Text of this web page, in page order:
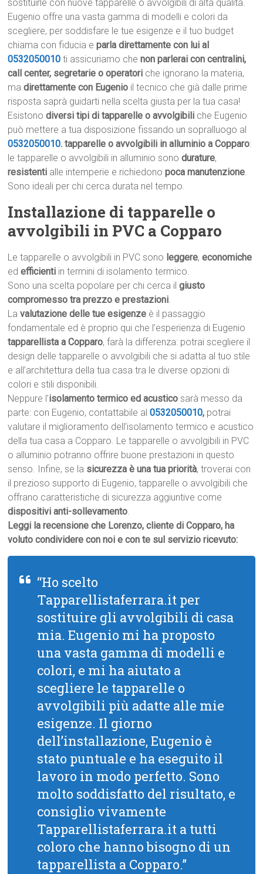
sostituirle con nuove tapparelle o avvolgibili di alta qualità.
Eugenio offre una vasta gamma di modelli e colori da
scegliere, per soddisfare le tue esigenze e il tuo budget
chiama con fiducia eparla direttamente con lui al
0532050010 ti assicuriamo chenon parlerai con centralini,
call center, segretarie o operatori che ignorano la materia,
madirettamente con Eugenio il tecnico che già dalle prime
risposta saprà guidarti nella scelta giusta per la tua casa!
Esistonodiversi tipi di tapparelle o avvolgibili che Eugenio
può mettere a tua disposizione fissando un sopralluogo al
0532050010. tapparelle o avvolgibili in alluminio a Copparo:
le tapparelle o avvolgibili in alluminio sonodurature,
resistenti alle intemperie e richiedonopoca manutenzione.
Sono ideali per chi cerca durata nel tempo.
Installazione di tapparelle o
avvolgibili in PVC a Copparo
Le tapparelle o avvolgibili in PVC sono leggere,economiche
edefficienti in termini di isolamento termico.
Sono una scelta popolare per chi cerca ilgiusto
compromesso tra prezzo e prestazioni.
Lavalutazione delle tue esigenze è il passaggio
fondamentale ed è proprio qui che l’esperienza di Eugenio
tapparellista a Copparo, farà la differenza: potrai scegliere il
design delle tapparelle o avvolgibili che si adatta al tuo stile
e all’architettura della tua casa tra le diverse opzioni di
colori e stili disponibili.
Neppure l’isolamento termico ed acustico sarà messo da
parte: con Eugenio, contattabile al0532050010, potrai
valutare il miglioramento dell’isolamento termico e acustico
della tua casa a Copparo. Le tapparelle o avvolgibili in PVC
o alluminio potranno offrire buone prestazioni in questo
senso. Infine, se la sicurezza è una tua priorità, troverai con
il prezioso supporto di Eugenio, tapparelle o avvolgibili che
offrano caratteristiche di sicurezza aggiuntive come
dispositivi anti-sollevamento.
Leggi la recensione che Lorenzo, cliente di Copparo, ha
voluto condividere con noi e con te sul servizio ricevuto:
“Ho scelto
Tapparellistaferrara.it per
sostituire gli avvolgibili di casa
mia. Eugenio mi ha proposto
una vasta gamma di modelli e
colori, e mi ha aiutato a
scegliere le tapparelle o
avvolgibili più adatte alle mie
esigenze. Il giorno
dell’installazione, Eugenio è
stato puntuale e ha eseguito il
lavoro in modo perfetto. Sono
molto soddisfatto del risultato, e
consiglio vivamente
Tapparellistaferrara.it a tutti
coloro che hanno bisogno di un
tapparellista a Copparo.”